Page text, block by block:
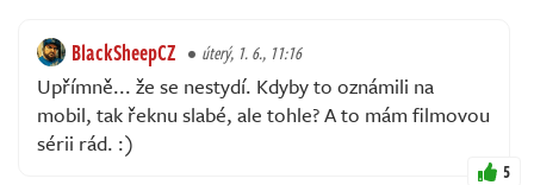
BlackSheepCZ úterý, 1. 6., 11:16
Upřímně... že se nestydí. Kdyby to oznámili na
mobil, tak řeknu slabé, ale tohle? A to mám filmovou
sérii rád. :)
5